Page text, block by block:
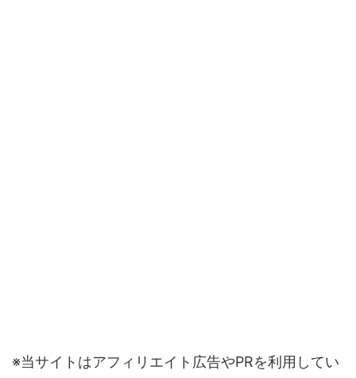
※当サイトはアフィリエイト広告やPRを利用してい